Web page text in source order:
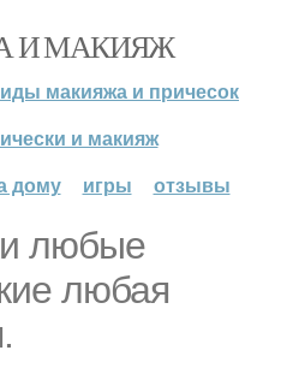
И МАКИЯЖ
макияжа и причесок
и макияж
дому
игры отзывы
любые
любая